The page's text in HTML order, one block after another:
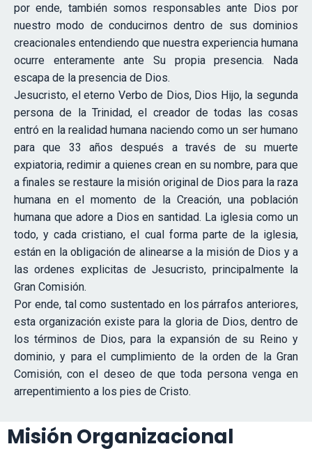
por ende, también somos responsables ante Dios por
nuestro modo de conducirnos dentro de sus dominios
creacionales entendiendo que nuestra experiencia humana
ocurre enteramente ante Su propia presencia. Nada
escapa de la presencia de Dios.
Jesucristo, el eterno Verbo de Dios, Dios Hijo, la segunda
persona de la Trinidad, el creador de todas las cosas
entró en la realidad humana naciendo como un ser humano
para que 33 años después a través de su muerte
expiatoria, redimir a quienes crean en su nombre, para que
a finales se restaure la misión original de Dios para la raza
humana en el momento de la Creación, una población
humana que adore a Dios en santidad. La iglesia como un
todo, y cada cristiano, el cual forma parte de la iglesia,
están en la obligación de alinearse a la misión de Dios y a
las ordenes explicitas de Jesucristo, principalmente la
Gran Comisión.
Por ende, tal como sustentado en los párrafos anteriores,
esta organización existe para la gloria de Dios, dentro de
los términos de Dios, para la expansión de su Reino y
dominio, y para el cumplimiento de la orden de la Gran
Comisión, con el deseo de que toda persona venga en
arrepentimiento a los pies de Cristo.
Misión Organizacional